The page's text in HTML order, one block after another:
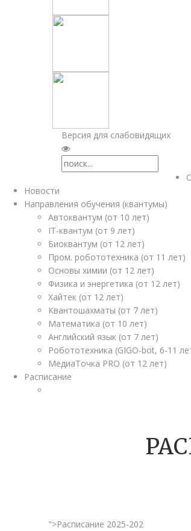
Версия для слабовидящих
Новости
Направления обучения (квантумы)
Автоквантум (от 10 лет)
IT-квантум (от 9 лет)
Биоквантум (от 12 лет)
Пром. робототехника (от 11 лет)
Основы химии (от 12 лет)
Физика и энергетика (от 12 лет)
Хайтек (от 12 лет)
Квантошахматы (от 7 лет)
Математика (от 10 лет)
Английский язык (от 7 лет)
Робототехника (GIGO-bot, 6-11
МедиаТочка PRO (от 12 лет)
Расписание
">Расписание 2025-202